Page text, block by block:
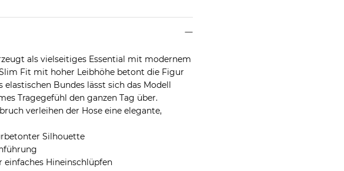
als vielseitiges Essential mit modernem
Fit mit hoher Leibhöhe betont die Figur
Bundes lässt sich das Modell
Tragegefühl den ganzen Tag über.
verleihen der Hose eine elegante,
Silhouette
einfaches Hineinschlüpfen